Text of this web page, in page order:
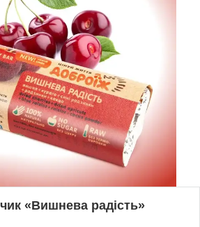
«Вишнева радість»